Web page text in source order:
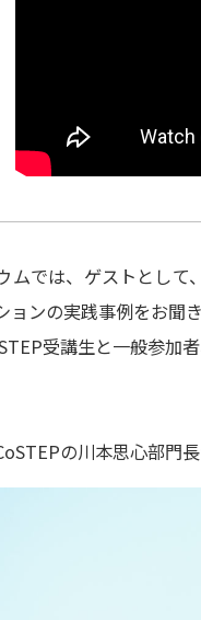
ムでは、ゲストとして
ョンの実践事例をお聞
受講生と一般参加
の川本思心部門